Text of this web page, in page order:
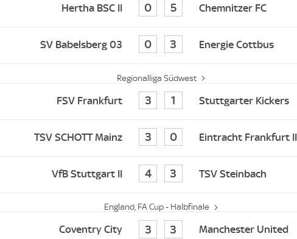
Hertha BSC II 0 5 Chemnitzer FC
SV Babelsberg 03 0 3 Energie Cottbus
Regionalliga Südwest
FSV Frankfurt 3 1 Stuttgarter Kickers
TSV SCHOTT Mainz 3 0 Eintracht Frankfurt II
VfB Stuttgart II 4 3 TSV Steinbach
England, FA Cup - Halbfinale
Coventry City 3 3 Manchester United